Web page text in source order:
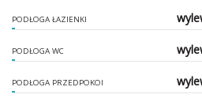
PODŁOGA ŁAZIENKI
PODŁOGA WC
PODŁOGA PRZEDPOKOI